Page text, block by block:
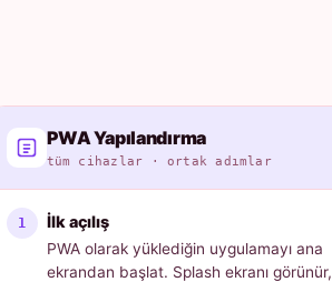
PWA Yapılandırma
tüm cihazlar · ortak adımlar
İlk açılış
PWA olarak yüklediğin uygulamayı ana
ekrandan başlat. Splash ekranı görünür,